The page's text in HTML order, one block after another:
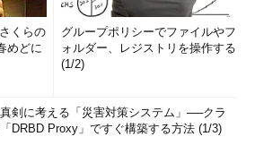
くらの
めどに
グループポリシーでファイルやフ
ォルダー、レジストリを操作する
(1/2)
剣に考える「災害対策システム」──クラ
DRBD Proxy」ですぐ構築する方法 (1/3)